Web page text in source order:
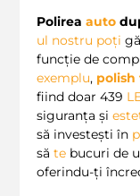
Polirea auto
ul nostru poți
funcție de
exemplu, polish
fiind doar 439
siguranța și
să investești în
să te bucuri de
oferindu-ți